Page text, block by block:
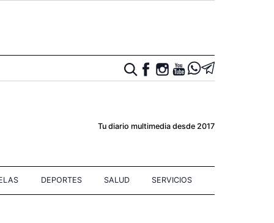
Tu diario multimedia desde 2017
DEPORTES SALUD SERVICIOS